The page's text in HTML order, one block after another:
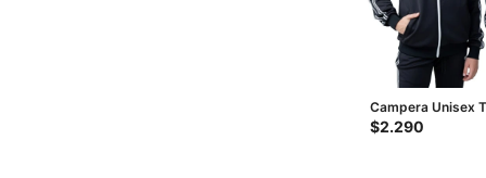
Campera Unisex
- Negro - Blanco
$2.290